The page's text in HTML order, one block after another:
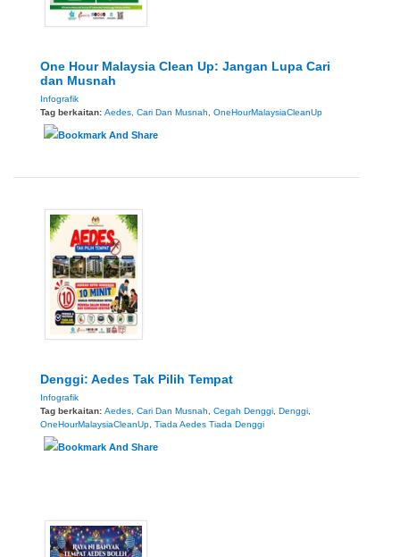
One Hour Malaysia Clean Up: Jangan Lupa Cari
dan Musnah
Infografik
Tag berkaitan: Aedes Cari Dan Musnah OneHourMalaysiaCleanUp
Denggi: Aedes Tak Pilih Tempat
Infografik
Tag berkaitan: Aedes Cari Dan Musnah Cegah Denggi Denggi
OneHourMalaysiaCleanUp Tiada Aedes Tiada Denggi